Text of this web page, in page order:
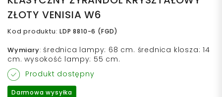
ZŁOTY VENISIA W6
Kod produktu:LDP 8810-6 (FGD)
Wymiary: średnica lampy: 68 cm. średnica klosza: 14
cm. wysokość lampy: 55 cm.
Produkt dostępny
Darmowa wysyłka